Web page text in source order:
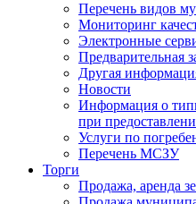
Перечень видов
Мониторинг
Электронные
Предварительная
Другая
Новости
Информация о
при
Услуги по
Перечень МСЗУ
Торги
Продажа, аренда